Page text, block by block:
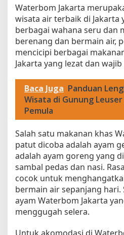
Waterbom Jakarta
wisata air terbaik di Jakarta
berbagai wahana seru dan
berenang dan bermain air,
mencicipi berbagai
Jakarta yang lezat dan
Baca Juga Panduan
Wisata di Gunung
Pemula
Salah satu makanan khas
patut dicoba adalah ayam
adalah ayam goreng yang
sambal pedas dan nasi.
cocok untuk
bermain air sepanjang hari.
ayam Waterbom Jakarta
menggugah selera.